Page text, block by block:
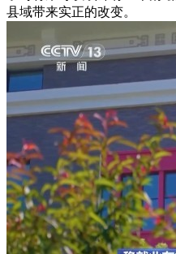
县域带来实正的改变。